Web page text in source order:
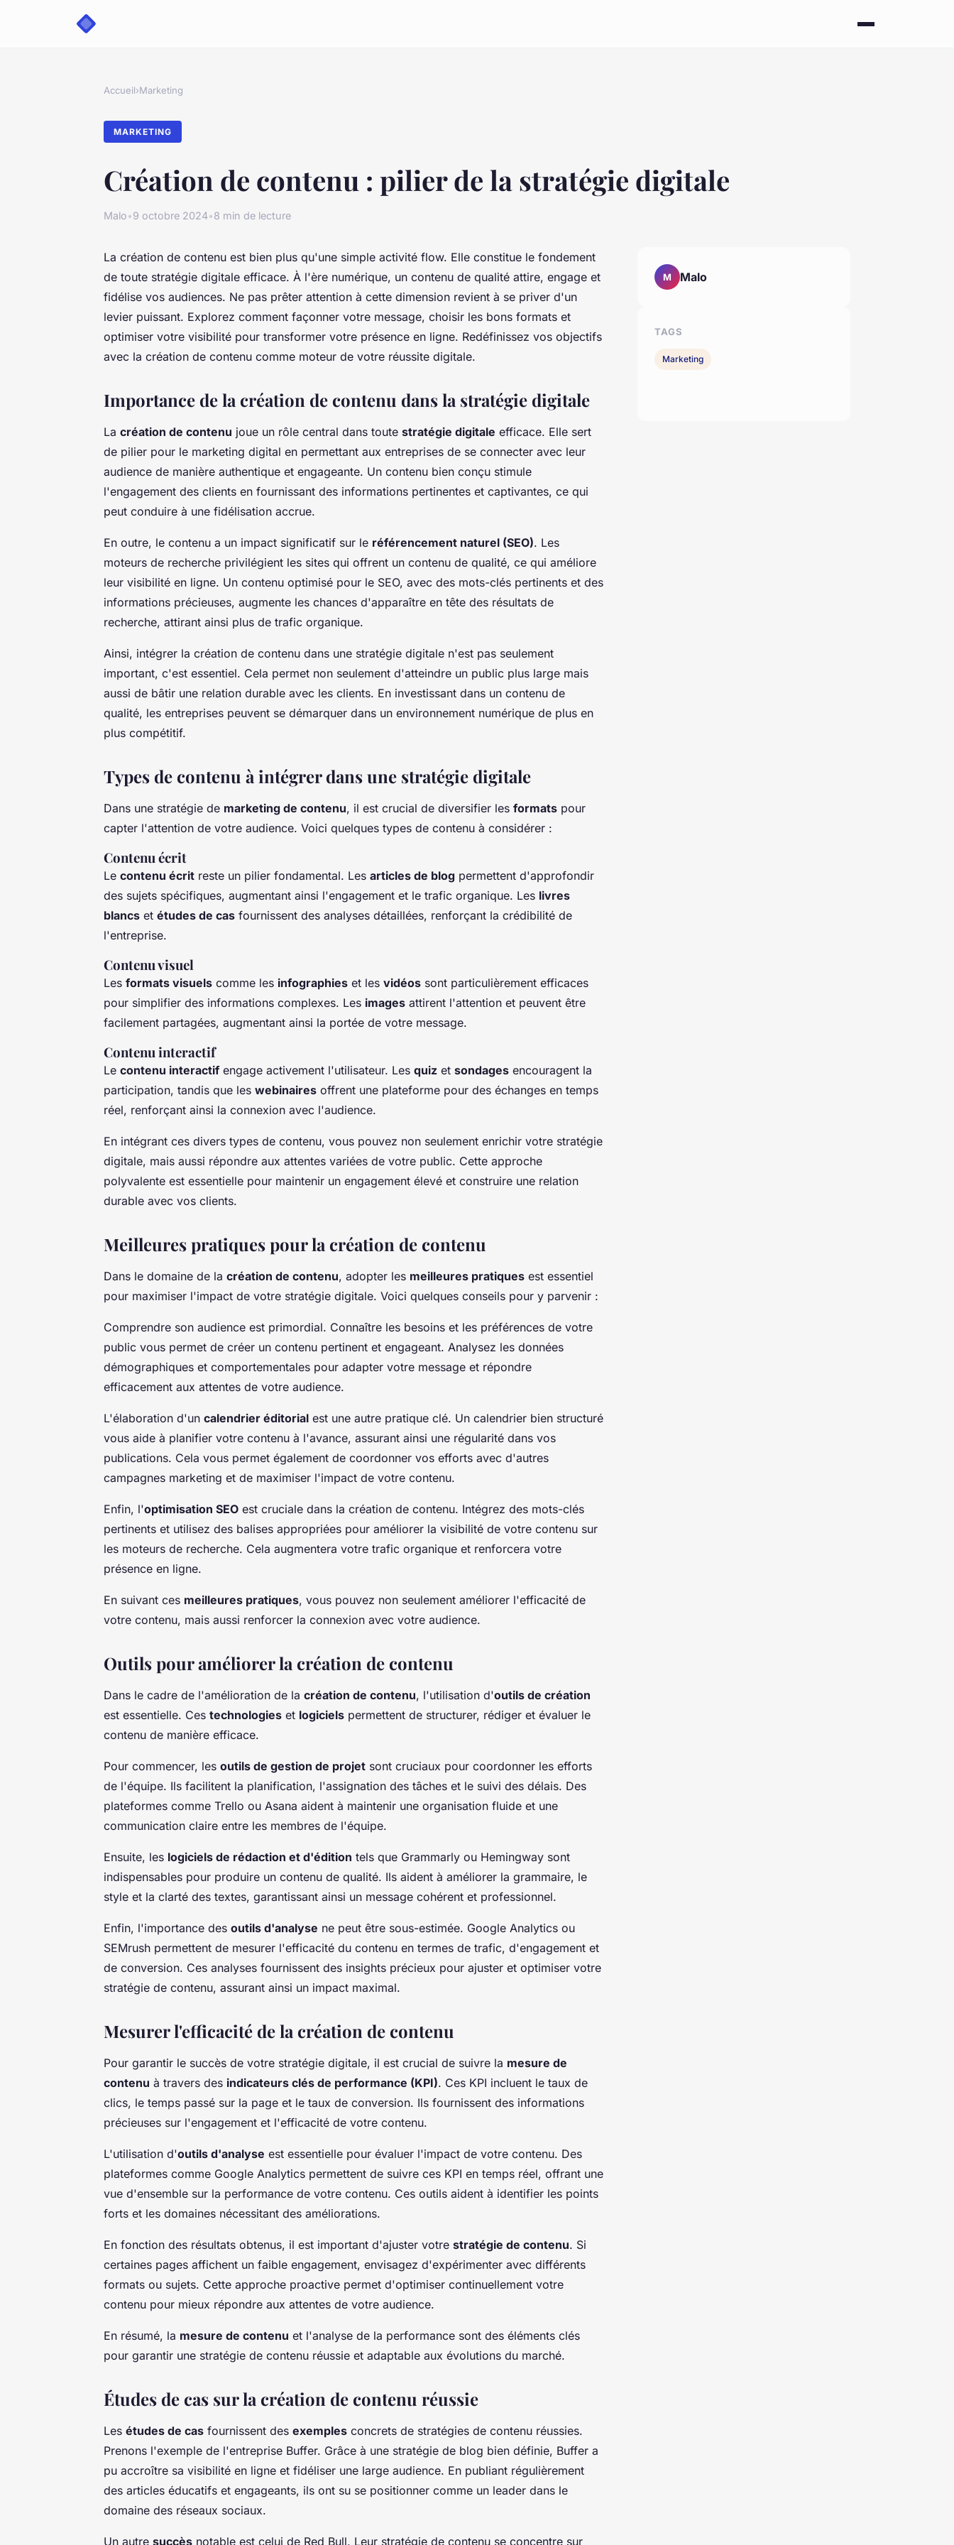
Accueil›Marketing
MARKETING
Création de contenu : pilier de la stratégie digitale
Malo•9 octobre 2024•8 min de lecture
La création de contenu est bien plus qu'une simple activité flow. Elle constitue le fondement
de toute stratégie digitale efficace. À l'ère numérique, un contenu de qualité attire, engage et
fidélise vos audiences. Ne pas prêter attention à cette dimension revient à se priver d'un
levier puissant. Explorez comment façonner votre message, choisir les bons formats et
optimiser votre visibilité pour transformer votre présence en ligne. Redéfinissez vos objectifs
avec la création de contenu comme moteur de votre réussite digitale.
Importance de la création de contenu dans la stratégie digitale
La création de contenu joue un rôle central dans toute stratégie digitale efficace. Elle sert
de pilier pour le marketing digital en permettant aux entreprises de se connecter avec leur
audience de manière authentique et engageante. Un contenu bien conçu stimule
l'engagement des clients en fournissant des informations pertinentes et captivantes, ce qui
peut conduire à une fidélisation accrue.
En outre, le contenu a un impact significatif sur le référencement naturel (SEO). Les
moteurs de recherche privilégient les sites qui offrent un contenu de qualité, ce qui améliore
leur visibilité en ligne. Un contenu optimisé pour le SEO, avec des mots-clés pertinents et des
informations précieuses, augmente les chances d'apparaître en tête des résultats de
recherche, attirant ainsi plus de trafic organique.
Ainsi, intégrer la création de contenu dans une stratégie digitale n'est pas seulement
important, c'est essentiel. Cela permet non seulement d'atteindre un public plus large mais
aussi de bâtir une relation durable avec les clients. En investissant dans un contenu de
qualité, les entreprises peuvent se démarquer dans un environnement numérique de plus en
plus compétitif.
Types de contenu à intégrer dans une stratégie digitale
Dans une stratégie de marketing de contenu, il est crucial de diversifier les formats pour
capter l'attention de votre audience. Voici quelques types de contenu à considérer :
Contenu écrit
Le contenu écrit reste un pilier fondamental. Les articles de blog permettent d'approfondir
des sujets spécifiques, augmentant ainsi l'engagement et le trafic organique. Les livres
blancs et études de cas fournissent des analyses détaillées, renforçant la crédibilité de
l'entreprise.
Contenu visuel
Les formats visuels comme les infographies et les vidéos sont particulièrement efficaces
pour simplifier des informations complexes. Les images attirent l'attention et peuvent être
facilement partagées, augmentant ainsi la portée de votre message.
Contenu interactif
Le contenu interactif engage activement l'utilisateur. Les quiz et sondages encouragent la
participation, tandis que les webinaires offrent une plateforme pour des échanges en temps
réel, renforçant ainsi la connexion avec l'audience.
En intégrant ces divers types de contenu, vous pouvez non seulement enrichir votre stratégie
digitale, mais aussi répondre aux attentes variées de votre public. Cette approche
polyvalente est essentielle pour maintenir un engagement élevé et construire une relation
durable avec vos clients.
Meilleures pratiques pour la création de contenu
Dans le domaine de la création de contenu, adopter les meilleures pratiques est essentiel
pour maximiser l'impact de votre stratégie digitale. Voici quelques conseils pour y parvenir :
Comprendre son audience est primordial. Connaître les besoins et les préférences de votre
public vous permet de créer un contenu pertinent et engageant. Analysez les données
démographiques et comportementales pour adapter votre message et répondre
efficacement aux attentes de votre audience.
L'élaboration d'un calendrier éditorial est une autre pratique clé. Un calendrier bien structuré
vous aide à planifier votre contenu à l'avance, assurant ainsi une régularité dans vos
publications. Cela vous permet également de coordonner vos efforts avec d'autres
campagnes marketing et de maximiser l'impact de votre contenu.
Enfin, l'optimisation SEO est cruciale dans la création de contenu. Intégrez des mots-clés
pertinents et utilisez des balises appropriées pour améliorer la visibilité de votre contenu sur
les moteurs de recherche. Cela augmentera votre trafic organique et renforcera votre
présence en ligne.
En suivant ces meilleures pratiques, vous pouvez non seulement améliorer l'efficacité de
votre contenu, mais aussi renforcer la connexion avec votre audience.
Outils pour améliorer la création de contenu
Dans le cadre de l'amélioration de la création de contenu, l'utilisation d'outils de création
est essentielle. Ces technologies et logiciels permettent de structurer, rédiger et évaluer le
contenu de manière efficace.
Pour commencer, les outils de gestion de projet sont cruciaux pour coordonner les efforts
de l'équipe. Ils facilitent la planification, l'assignation des tâches et le suivi des délais. Des
plateformes comme Trello ou Asana aident à maintenir une organisation fluide et une
communication claire entre les membres de l'équipe.
Ensuite, les logiciels de rédaction et d'édition tels que Grammarly ou Hemingway sont
indispensables pour produire un contenu de qualité. Ils aident à améliorer la grammaire, le
style et la clarté des textes, garantissant ainsi un message cohérent et professionnel.
Enfin, l'importance des outils d'analyse ne peut être sous-estimée. Google Analytics ou
SEMrush permettent de mesurer l'efficacité du contenu en termes de trafic, d'engagement et
de conversion. Ces analyses fournissent des insights précieux pour ajuster et optimiser votre
stratégie de contenu, assurant ainsi un impact maximal.
Mesurer l'efficacité de la création de contenu
Pour garantir le succès de votre stratégie digitale, il est crucial de suivre la mesure de
contenu à travers des indicateurs clés de performance (KPI). Ces KPI incluent le taux de
clics, le temps passé sur la page et le taux de conversion. Ils fournissent des informations
précieuses sur l'engagement et l'efficacité de votre contenu.
L'utilisation d'outils d'analyse est essentielle pour évaluer l'impact de votre contenu. Des
plateformes comme Google Analytics permettent de suivre ces KPI en temps réel, offrant une
vue d'ensemble sur la performance de votre contenu. Ces outils aident à identifier les points
forts et les domaines nécessitant des améliorations.
En fonction des résultats obtenus, il est important d'ajuster votre stratégie de contenu. Si
certaines pages affichent un faible engagement, envisagez d'expérimenter avec différents
formats ou sujets. Cette approche proactive permet d'optimiser continuellement votre
contenu pour mieux répondre aux attentes de votre audience.
En résumé, la mesure de contenu et l'analyse de la performance sont des éléments clés
pour garantir une stratégie de contenu réussie et adaptable aux évolutions du marché.
Études de cas sur la création de contenu réussie
Les études de cas fournissent des exemples concrets de stratégies de contenu réussies.
Prenons l'exemple de l'entreprise Buffer. Grâce à une stratégie de blog bien définie, Buffer a
pu accroître sa visibilité en ligne et fidéliser une large audience. En publiant régulièrement
des articles éducatifs et engageants, ils ont su se positionner comme un leader dans le
domaine des réseaux sociaux.
Un autre succès notable est celui de Red Bull. Leur stratégie de contenu se concentre sur
M Malo
TAGS
Marketing